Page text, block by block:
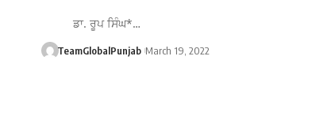
ਡਾ. ਰੂਪ ਸਿੰਘ*…
TeamGlobalPunjab March 19, 2022